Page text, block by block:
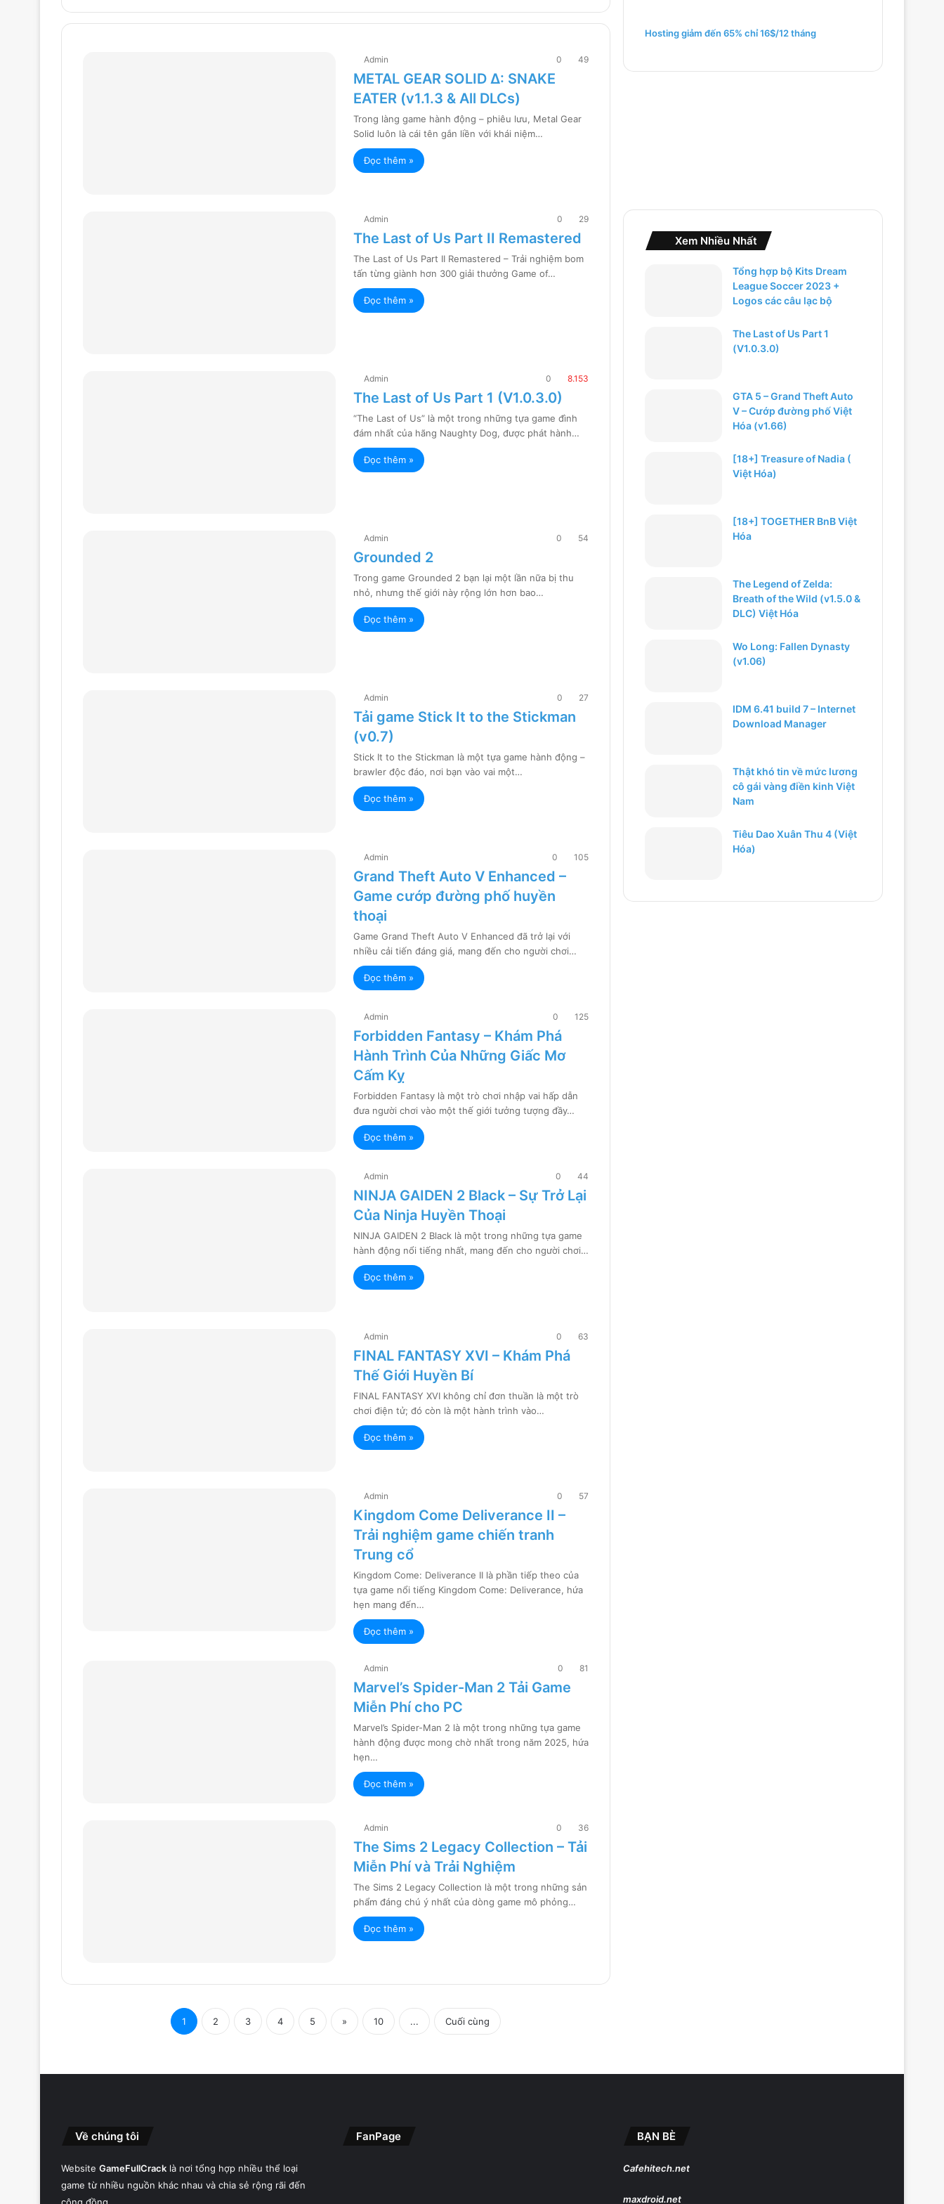
Admin 0 49
METAL GEAR SOLID Δ: SNAKE
EATER (v1.1.3 & All DLCs)
Trong làng game hành động – phiêu lưu, Metal Gear
Solid luôn là cái tên gắn liền với khái niệm…
Đọc thêm »
Admin 0 29
The Last of Us Part II Remastered
The Last of Us Part II Remastered – Trải nghiệm bom
tấn từng giành hơn 300 giải thưởng Game of…
Đọc thêm »
Admin 0 8.153
The Last of Us Part 1 (V1.0.3.0)
“The Last of Us” là một trong những tựa game đình
đám nhất của hãng Naughty Dog, được phát hành…
Đọc thêm »
Admin 0 54
Grounded 2
Trong game Grounded 2 bạn lại một lần nữa bị thu
nhỏ, nhưng thế giới này rộng lớn hơn bao…
Đọc thêm »
Admin 0 27
Tải game Stick It to the Stickman
(v0.7)
Stick It to the Stickman là một tựa game hành động –
brawler độc đáo, nơi bạn vào vai một…
Đọc thêm »
Admin 0 105
Grand Theft Auto V Enhanced –
Game cướp đường phố huyền
thoại
Game Grand Theft Auto V Enhanced đã trở lại với
nhiều cải tiến đáng giá, mang đến cho người chơi…
Đọc thêm »
Admin 0 125
Forbidden Fantasy – Khám Phá
Hành Trình Của Những Giấc Mơ
Cấm Kỵ
Forbidden Fantasy là một trò chơi nhập vai hấp dẫn
đưa người chơi vào một thế giới tưởng tượng đầy…
Đọc thêm »
Admin 0 44
NINJA GAIDEN 2 Black – Sự Trở Lại
Của Ninja Huyền Thoại
NINJA GAIDEN 2 Black là một trong những tựa game
hành động nổi tiếng nhất, mang đến cho người chơi…
Đọc thêm »
Admin 0 63
FINAL FANTASY XVI – Khám Phá
Thế Giới Huyền Bí
FINAL FANTASY XVI không chỉ đơn thuần là một trò
chơi điện tử; đó còn là một hành trình vào…
Đọc thêm »
Admin 0 57
Kingdom Come Deliverance II –
Trải nghiệm game chiến tranh
Trung cổ
Kingdom Come: Deliverance II là phần tiếp theo của
tựa game nổi tiếng Kingdom Come: Deliverance, hứa
hẹn mang đến…
Đọc thêm »
Admin 0 81
Marvel’s Spider-Man 2 Tải Game
Miễn Phí cho PC
Marvel’s Spider-Man 2 là một trong những tựa game
hành động được mong chờ nhất trong năm 2025, hứa
hẹn…
Đọc thêm »
Admin 0 36
The Sims 2 Legacy Collection – Tải
Miễn Phí và Trải Nghiệm
The Sims 2 Legacy Collection là một trong những sản
phẩm đáng chú ý nhất của dòng game mô phỏng…
Đọc thêm »
1 2 3 4 5 » 10 ... Cuối cùng
h
Hosting giảm đến 65% chỉ 16$/12 tháng
Xem Nhiều Nhất
Tổng hợp bộ Kits Dream
League Soccer 2023 +
Logos các câu lạc bộ
The Last of Us Part 1
(V1.0.3.0)
GTA 5 – Grand Theft Auto
V – Cướp đường phố Việt
Hóa (v1.66)
[18+] Treasure of Nadia (
Việt Hóa)
[18+] TOGETHER BnB Việt
Hóa
The Legend of Zelda:
Breath of the Wild (v1.5.0 &
DLC) Việt Hóa
Wo Long: Fallen Dynasty
(v1.06)
IDM 6.41 build 7 – Internet
Download Manager
Thật khó tin về mức lương
cô gái vàng điền kinh Việt
Nam
Tiêu Dao Xuân Thu 4 (Việt
Hóa)
Về chúng tôi
Website GameFullCrack là nơi tổng hợp nhiều thể loại
game từ nhiều nguồn khác nhau và chia sẻ rộng rãi đến
cộng đồng.
FanPage BẠN BÈ
Cafehitech.net
maxdroid.net